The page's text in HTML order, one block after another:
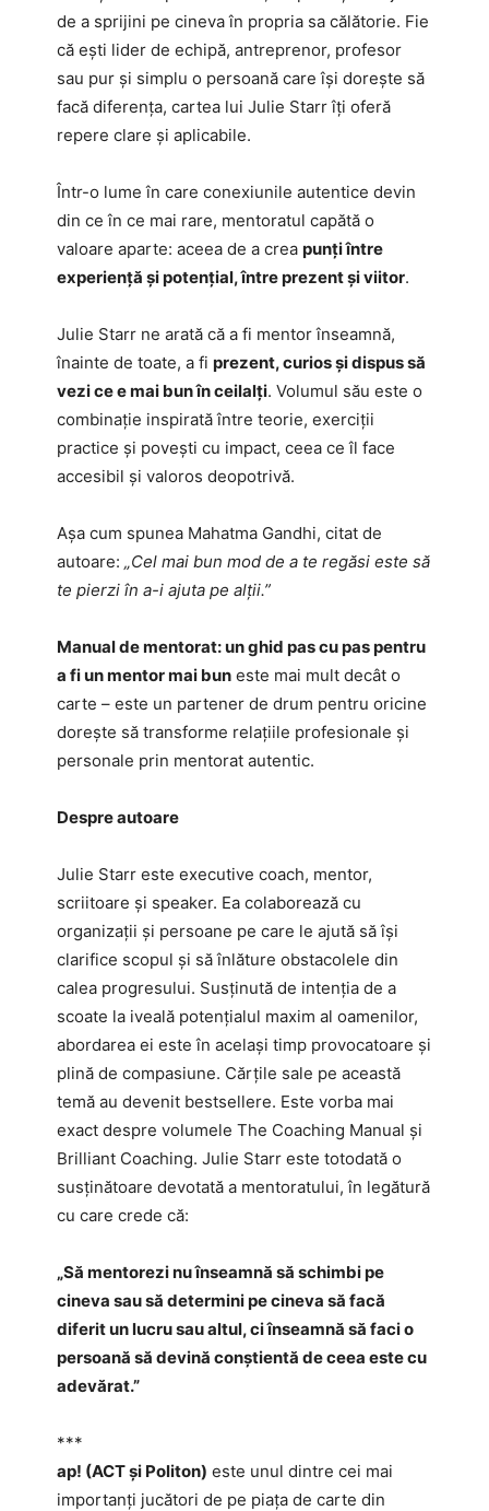
de a sprijini pe cineva în propria sa călătorie. Fie
că ești lider de echipă, antreprenor, profesor
sau pur și simplu o persoană care își dorește să
facă diferența, cartea lui Julie Starr îți oferă
repere clare și aplicabile.
Într-o lume în care conexiunile autentice devin
din ce în ce mai rare, mentoratul capătă o
valoare aparte: aceea de a crea punți între
experiență și potențial, între prezent și viitor.
Julie Starr ne arată că a fi mentor înseamnă,
înainte de toate, a fi prezent, curios și dispus să
vezi ce e mai bun în ceilalți. Volumul său este o
combinație inspirată între teorie, exerciții
practice și povești cu impact, ceea ce îl face
accesibil și valoros deopotrivă.
Așa cum spunea Mahatma Gandhi, citat de
autoare: „Cel mai bun mod de a te regăsi este să
te pierzi în a-i ajuta pe alții.”
Manual de mentorat: un ghid pas cu pas pentru
a fi un mentor mai bun este mai mult decât o
carte – este un partener de drum pentru oricine
dorește să transforme relațiile profesionale și
personale prin mentorat autentic.
Despre autoare
Julie Starr este executive coach, mentor,
scriitoare și speaker. Ea colaborează cu
organizații și persoane pe care le ajută să își
clarifice scopul și să înlăture obstacolele din
calea progresului. Susținută de intenția de a
scoate la iveală potențialul maxim al oamenilor,
abordarea ei este în același timp provocatoare și
plină de compasiune. Cărțile sale pe această
temă au devenit bestsellere. Este vorba mai
exact despre volumele The Coaching Manual și
Brilliant Coaching. Julie Starr este totodată o
susținătoare devotată a mentoratului, în legătură
cu care crede că:
„Să mentorezi nu înseamnă să schimbi pe
cineva sau să determini pe cineva să facă
diferit un lucru sau altul, ci înseamnă să faci o
persoană să devină conștientă de ceea este cu
adevărat.”
***
ap! (ACT și Politon) este unul dintre cei mai
importanți jucători de pe piața de carte din